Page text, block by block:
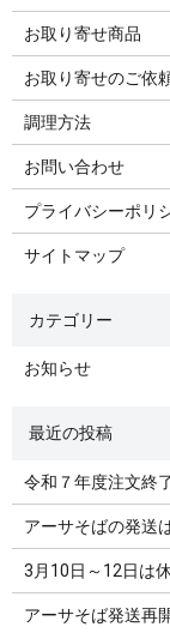
お取り寄せ商品
お取り寄せのご依
調理方法
お問い合わせ
プライバシーポリ
サイトマップ
お知らせ
令和７年度注文終
アーサそばの発送
3月10日～12日は
アーサそば発送再